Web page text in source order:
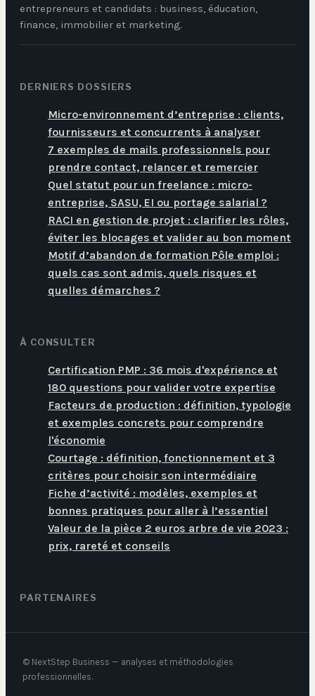
entrepreneurs et candidats : business, éducation,
finance, immobilier et marketing.
DERNIERS DOSSIERS
Micro-environnement d’entreprise : clients,
fournisseurs et concurrents à analyser
7 exemples de mails professionnels pour
prendre contact, relancer et remercier
Quel statut pour un freelance : micro-
entreprise, SASU, EI ou portage salarial ?
RACI en gestion de projet : clarifier les rôles,
éviter les blocages et valider au bon moment
Motif d’abandon de formation Pôle emploi :
quels cas sont admis, quels risques et
quelles démarches ?
À CONSULTER
Certification PMP : 36 mois d'expérience et
180 questions pour valider votre expertise
Facteurs de production : définition, typologie
et exemples concrets pour comprendre
l'économie
Courtage : définition, fonctionnement et 3
critères pour choisir son intermédiaire
Fiche d’activité : modèles, exemples et
bonnes pratiques pour aller à l’essentiel
Valeur de la pièce 2 euros arbre de vie 2023 :
prix, rareté et conseils
PARTENAIRES
© NextStep Business — analyses et méthodologies
professionnelles.